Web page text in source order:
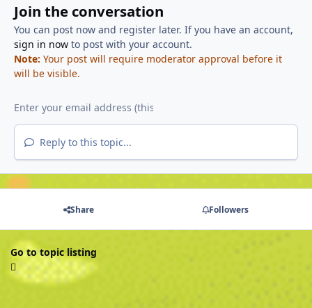
Join the conversation
You can post now and register later. If you have an account,
sign in nowto post with your account.
Note: Your post will require moderator approval before it
will be visible.
Reply to this topic...
Share Followers
Go to topic listing